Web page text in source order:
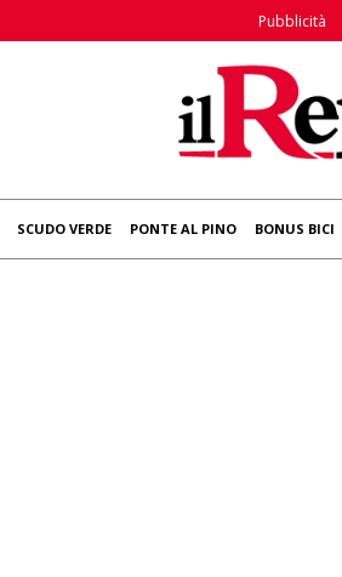
Pubblicità
SCUDO VERDE PONTE AL PINO BONUS BICI